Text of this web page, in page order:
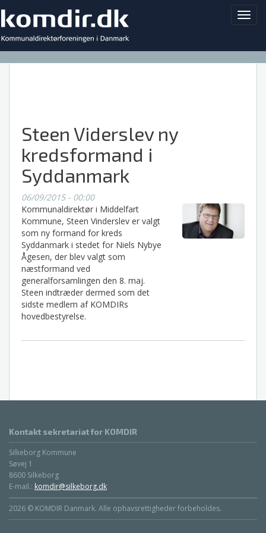
Steen Viderslev ny
kredsformand i
Syddanmark
06/09/2015 - 00:00
Kommunaldirektør i Middelfart
Kommune, Steen Vinderslev er valgt
som ny formand for kreds
Syddanmark i stedet for Niels Nybye
Ågesen, der blev valgt som
næstformand ved
generalforsamlingen den 8. maj.
Steen indtræder dermed som det
sidste medlem af KOMDIRs
hovedbestyrelse.
Kontakt sekretariat for KOMDIR
Silkeborg Kommune
Søvej 1
8600 Silkeborg
E-mail.: komdir@silkeborg.dk
2026 © KOMDIR Danmark. Alle ophavsrettigheder forbeholdes.